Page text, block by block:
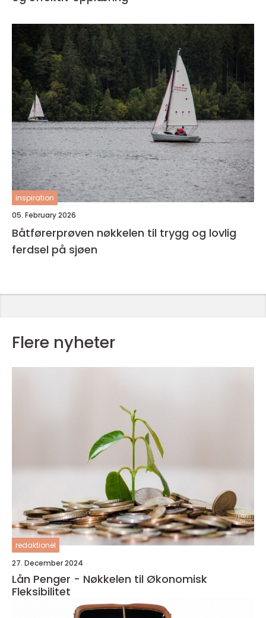
inspiration
05. February 2026
Båtførerprøven nøkkelen til trygg og lovlig
ferdsel på sjøen
Flere nyheter
redaktionel
27. December 2024
Lån Penger - Nøkkelen til Økonomisk
Fleksibilitet